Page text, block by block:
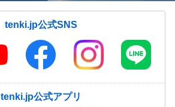
tenki.jp公式SNS
tenki.jp公式アプリ